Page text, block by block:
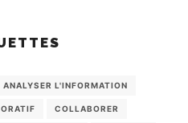
ANALYSER L'INFORMATION
COLLABORER